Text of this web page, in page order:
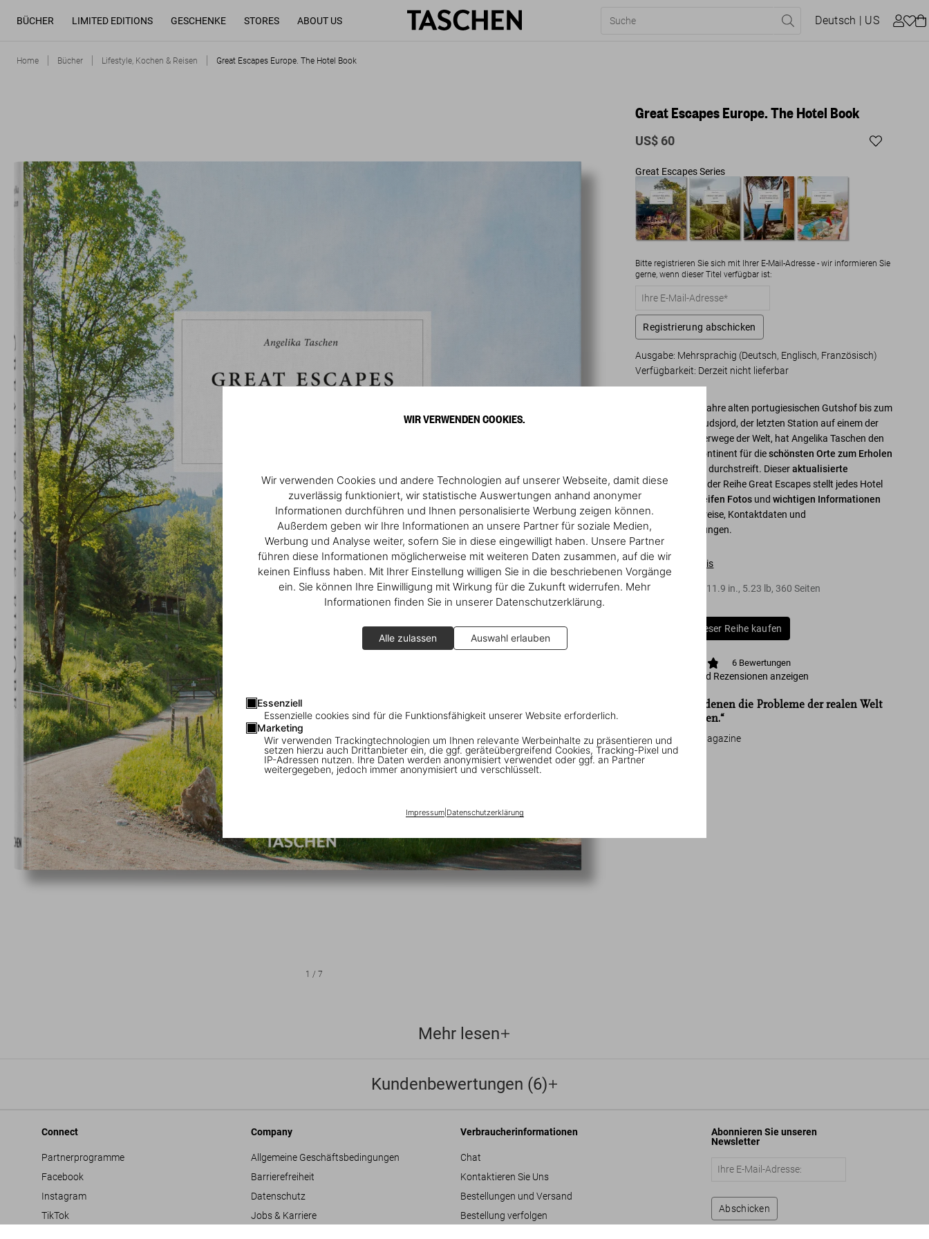
WIR VERWENDEN COOKIES.
Wir verwenden Cookies und andere Technologien auf unserer Webseite, damit diese
zuverlässig funktioniert, wir statistische Auswertungen anhand anonymer
Informationen durchführen und Ihnen personalisierte Werbung zeigen können.
Außerdem geben wir Ihre Informationen an unsere Partner für soziale Medien,
Werbung und Analyse weiter, sofern Sie in diese eingewilligt haben. Unsere Partner
führen diese Informationen möglicherweise mit weiteren Daten zusammen, auf die wir
keinen Einfluss haben. Mit Ihrer Einstellung willigen Sie in die beschriebenen Vorgänge
ein. Sie können Ihre Einwilligung mit Wirkung für die Zukunft widerrufen. Mehr
Informationen finden Sie in unserer Datenschutzerklärung.
Alle zulassen Auswahl erlauben
Essenziell
Essenzielle cookies sind für die Funktionsfähigkeit unserer Website erforderlich.
Marketing
Wir verwenden Trackingtechnologien um Ihnen relevante Werbeinhalte zu präsentieren und
setzen hierzu auch Drittanbieter ein, die ggf. geräteübergreifend Cookies, Tracking-Pixel und
IP-Adressen nutzen. Ihre Daten werden anonymisiert verwendet oder ggf. an Partner
weitergegeben, jedoch immer anonymisiert und verschlüsselt.
Impressum| Datenschutzerklärung
BÜCHER LIMITED EDITIONS GESCHENKE STORES ABOUT US Deutsch | US
Home Bücher Lifestyle, Kochen & Reisen Great Escapes Europe. The Hotel Book
1 /7
Great Escapes Europe. The Hotel Book
US$ 60
Great Escapes Series
Bitte registrieren Sie sich mit Ihrer E-Mail-Adresse - wir informieren Sie
gerne, wenn dieser Titel verfügbar ist:
Registrierung abschicken
Ausgabe: Mehrsprachig (Deutsch, Englisch, Französisch)
Verfügbarkeit: Derzeit nicht lieferbar
Von einem 150 Jahre alten portugiesischen Gutshof bis zum
norwegischen Budsjord, der letzten Station auf einem der
einsamsten Pilgerwege der Welt, hat Angelika Taschen den
europäischen Kontinent für dieschönsten Orte zum Erholen
durchstreift. Dieseraktualisierte
Reiseführer
aus der Reihe Great Escapes stellt jedes Hotel
mit
postkartenreifen Fotos undwichtigen Informationen
vor, darunter Anreise, Kontaktdaten und
Lektüreempfehlungen.
Inhaltsverzeichnis
Hardcover 11.9 in., 5.23 lb, 360 Seiten
Alle Bücher dieser Reihe kaufen
6 Bewertungen
Bewertungen und Rezensionen anzeigen
„Alle Orte, an denen die Probleme der realen Welt
dahinschmelzen.“
Living North Magazine
Mehr lesen
Kundenbewertungen (6)
Connect
Partnerprogramme
Facebook
Instagram
TikTok
Company
Allgemeine Geschäftsbedingungen
Barrierefreiheit
Datenschutz
Jobs & Karriere
Verbraucherinformationen
Chat
Kontaktieren Sie Uns
Bestellungen und Versand
Bestellung verfolgen
Abonnieren Sie unseren
Newsletter
Abschicken